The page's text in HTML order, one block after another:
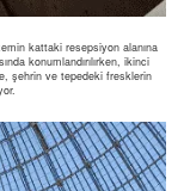
kattaki resepsiyon alanına
konumlandırılırken, ikinci
şehrin ve tepedeki fresklerin